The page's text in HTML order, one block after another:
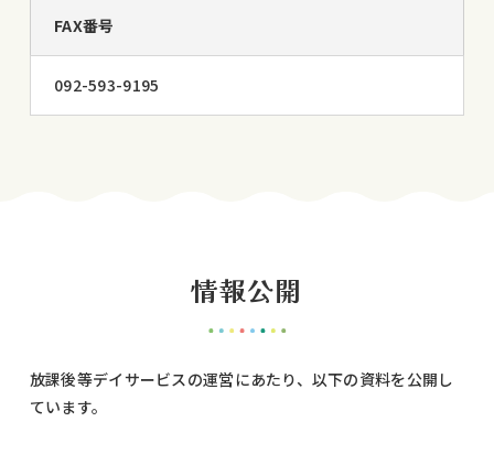
FAX番号
092-593-9195
情報公開
放課後等デイサービスの運営にあたり、以下の資料を公開し
ています。